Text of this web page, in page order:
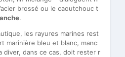
brossé ou le caoutchouc t
.
les rayures marines rest
marinière bleu et blanc, manc
diver, dans ce cas, doit rester r